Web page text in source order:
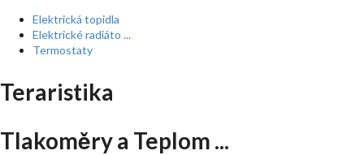
Elektrická topidla
Elektrické radiáto ...
Termostaty
Teraristika
Tlakoměry a Teplom ...